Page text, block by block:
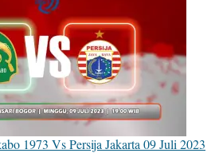
1973 Vs Persija Jakarta 09 Juli 2023